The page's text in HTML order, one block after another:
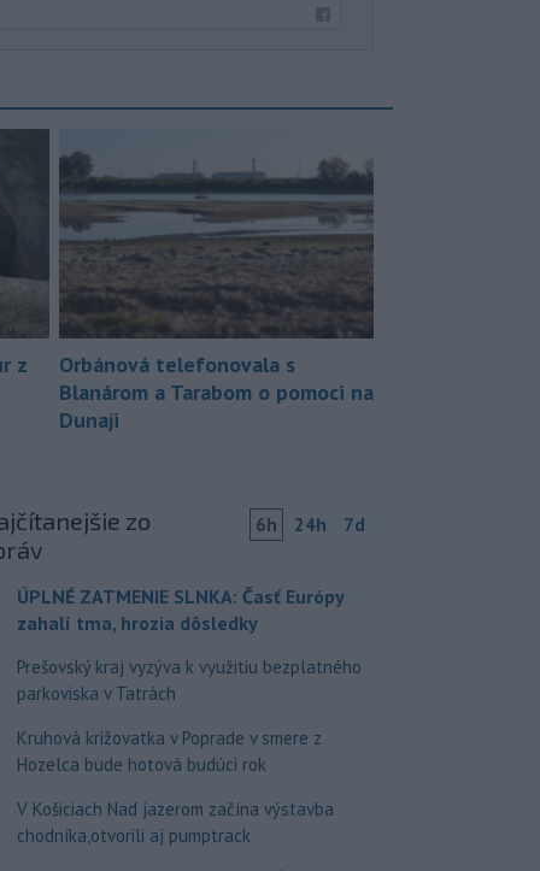
z
Orbánová telefonovala s
Blanárom a Tarabom o pomoci na
Dunaji
zo
6h 24h 7d
ÚPLNÉ ZATMENIE SLNKA: Časť Európy
zahalí tma, hrozia dôsledky
Prešovský kraj vyzýva k využitiu bezplatného
parkoviska v Tatrách
Kruhová križovatka v Poprade v smere z
Hozelca bude hotová budúci rok
V Košiciach Nad jazerom začína výstavba
chodníka,otvorili aj pumptrack